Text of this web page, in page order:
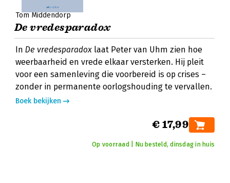
Tom Middendorp
De vredesparadox
In De vredesparadox laat Peter van Uhm zien hoe
weerbaarheid en vrede elkaar versterken. Hij pleit
voor een samenleving die voorbereid is op crises –
zonder in permanente oorlogshouding te vervallen.
Boek bekijken
€ 17,99
Op voorraad | Nu besteld, dinsdag in huis